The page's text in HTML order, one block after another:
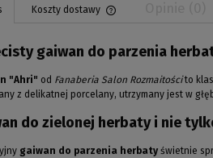
Koszty dostawy
gaiwan do parzenia
"Ahri" od Fanaberia Salon Rozmaitościto
z delikatnej porcelany, utrzymany jest w
do zielonej herbaty i nie
gaiwan do parzenia herbaty świetnie